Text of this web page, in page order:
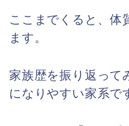
ここまでくると、体
ます。
家族歴を振り返って
になりやすい家系で